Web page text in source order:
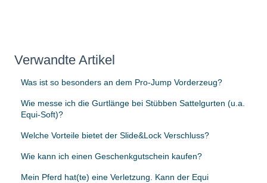
Verwandte Artikel
Was ist so besonders an dem Pro-Jump Vorderzeug?
Wie messe ich die Gurtlänge bei Stübben Sattelgurten (u.a.
Equi-Soft)?
Welche Vorteile bietet der Slide&Lock Verschluss?
Wie kann ich einen Geschenkgutschein kaufen?
Mein Pferd hat(te) eine Verletzung. Kann der Equi